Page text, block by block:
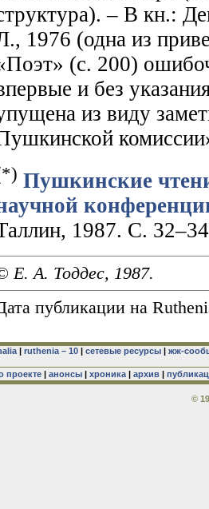
– В кн.:
1976 (одна из
(с. 200)
и без
из виду
Пушкинские
1987. С.
Е. А. Тоддес, 1987.
публикации на
| ruthenia – 10| сетевые ресурсы| жж-
проекте| анонсы| хроника| архив|
©